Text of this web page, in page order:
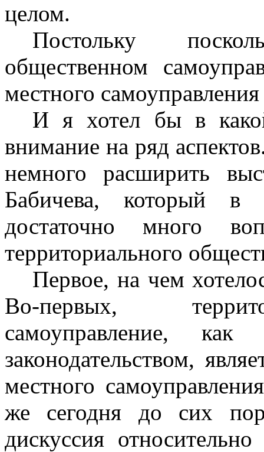
целом.
Постольку
общественном
местного
И я хотел бы в
внимание на ряд
немного расширить
Бабичева, который в
достаточно много
территориального
Первое, на чем
Во-первых,
самоуправление,
законодательством,
местного
же сегодня до сих
дискуссия